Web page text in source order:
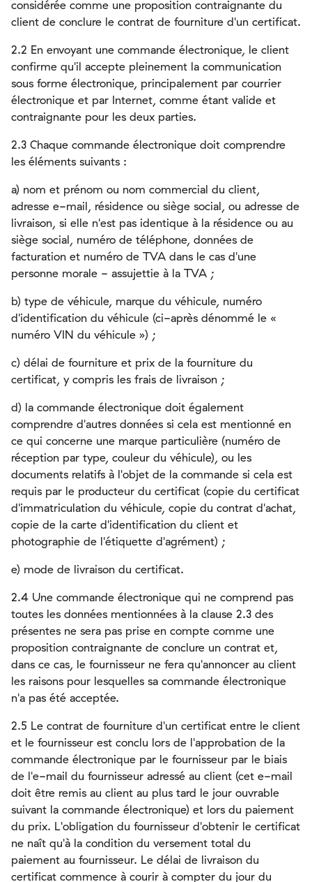
considérée comme une proposition contraignante du
client de conclure le contrat de fourniture d'un certificat.
2.2 En envoyant une commande électronique, le client
confirme qu'il accepte pleinement la communication
sous forme électronique, principalement par courrier
électronique et par Internet, comme étant valide et
contraignante pour les deux parties.
2.3 Chaque commande électronique doit comprendre
les éléments suivants :
a) nom et prénom ou nom commercial du client,
adresse e-mail, résidence ou siège social, ou adresse de
livraison, si elle n'est pas identique à la résidence ou au
siège social, numéro de téléphone, données de
facturation et numéro de TVA dans le cas d'une
personne morale - assujettie à la TVA ;
b) type de véhicule, marque du véhicule, numéro
d'identification du véhicule (ci-après dénommé le «
numéro VIN du véhicule ») ;
c) délai de fourniture et prix de la fourniture du
certificat, y compris les frais de livraison ;
d) la commande électronique doit également
comprendre d'autres données si cela est mentionné en
ce qui concerne une marque particulière (numéro de
réception par type, couleur du véhicule), ou les
documents relatifs à l'objet de la commande si cela est
requis par le producteur du certificat (copie du certificat
d'immatriculation du véhicule, copie du contrat d'achat,
copie de la carte d'identification du client et
photographie de l'étiquette d'agrément) ;
e) mode de livraison du certificat.
2.4 Une commande électronique qui ne comprend pas
toutes les données mentionnées à la clause 2.3 des
présentes ne sera pas prise en compte comme une
proposition contraignante de conclure un contrat et,
dans ce cas, le fournisseur ne fera qu'annoncer au client
les raisons pour lesquelles sa commande électronique
n'a pas été acceptée.
2.5 Le contrat de fourniture d'un certificat entre le client
et le fournisseur est conclu lors de l'approbation de la
commande électronique par le fournisseur par le biais
de l'e-mail du fournisseur adressé au client (cet e-mail
doit être remis au client au plus tard le jour ouvrable
suivant la commande électronique) et lors du paiement
du prix. L'obligation du fournisseur d'obtenir le certificat
ne naît qu'à la condition du versement total du
paiement au fournisseur. Le délai de livraison du
certificat commence à courir à compter du jour du